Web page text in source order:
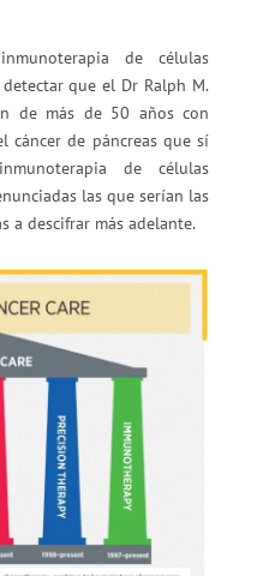
de células
que el Dr Ralph M.
de más de 50 años con
cáncer de páncreas que sí
de células
las que serían las
a descifrar más adelante.